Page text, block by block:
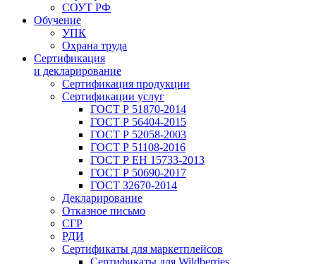
СОУТ РФ
Обучение
УПК
Охрана труда
Сертификация
и декларирование
Сертификация продукции
Сертификации услуг
ГОСТ Р 51870-2014
ГОСТ Р 56404-2015
ГОСТ Р 52058-2003
ГОСТ Р 51108-2016
ГОСТ Р ЕН 15733-2013
ГОСТ Р 50690-2017
ГОСТ 32670-2014
Декларирование
Отказное письмо
СГР
РДИ
Сертификаты для маркетплейсов
Сертификаты для Wildberries